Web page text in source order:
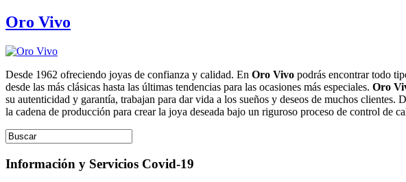
Oro Vivo
Desde 1962 ofreciendo joyas de confianza y calidad. En Oro Vivo podrás encontrar todo
desde las más clásicas hasta las últimas tendencias para las ocasiones más especiales. Oro
su autenticidad y garantía, trabajan para dar vida a los sueños y deseos de muchos clientes.
la cadena de producción para crear la joya deseada bajo un riguroso proceso de control de
Información y Servicios Covid-19